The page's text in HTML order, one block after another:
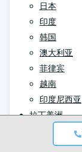
日本
印度
韩国
澳大利亚
菲律宾
越南
印度尼西亚
拉丁美洲
联合国
墨西哥